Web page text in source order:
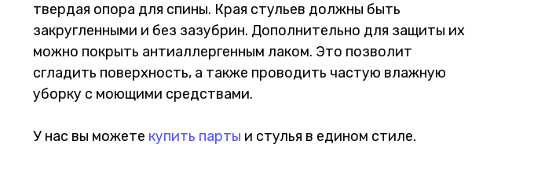
твердая опора для спины. Края стульев должны быть
закругленными и без зазубрин. Дополнительно для защиты их
можно покрыть антиаллергенным лаком. Это позволит
сгладить поверхность, а также проводить частую влажную
уборку с моющими средствами.
У нас вы можете купить парты и стулья в едином стиле.